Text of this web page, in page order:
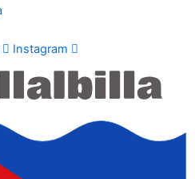
Instagram